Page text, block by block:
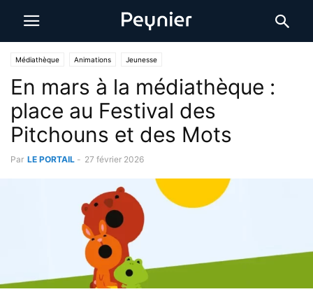
Médiathèque Animations Jeunesse
En mars à la médiathèque :
place au Festival des
Pitchouns et des Mots
Par LE PORTAIL - 27 février 2026